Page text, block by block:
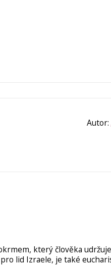
Autor:
který člověka
lid Izraele, je také